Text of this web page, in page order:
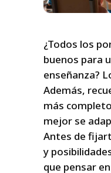
¿Todos los
buenos para
enseñanza?
Además,
más
mejor se
Antes de
y
que pensar